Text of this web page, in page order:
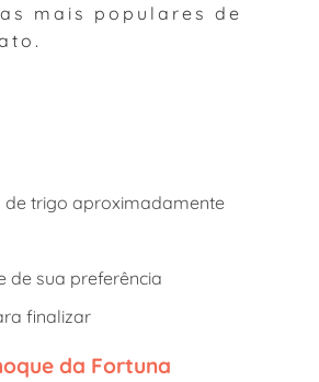
mais populares de
de trigo aproximadamente
de sua preferência
finalizar
da Fortuna